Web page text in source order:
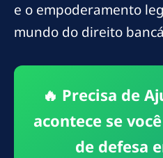
e o empoderamento
mundo do direito
🔥 Precisa de
acontece se
de defesa